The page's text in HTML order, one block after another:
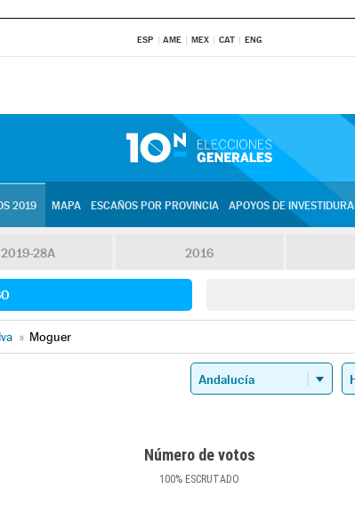
ESP AME MEX CAT ENG
2019 MAPA ESCAÑOS POR PROVINCIA APOYOS DE INVESTIDURA
2019-28A 2016
» Moguer
Número de votos
100% ESCRUTADO